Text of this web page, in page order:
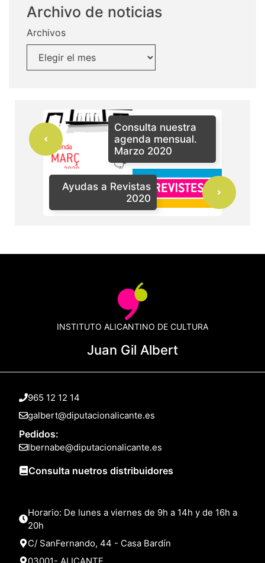
Archivo de noticias
Archivos
Consulta nuestra
agenda mensual.
Marzo 2020
Ayudas a Revistas
2020
INSTITUTO ALICANTINO DE CULTURA
Juan Gil Albert
965 12 12 14
galbert@diputacionalicante.es
Pedidos:
lbernabe@diputacionalicante.es
Consulta nuetros distribuidores
Horario: De lunes a viernes de 9h a 14h y de 16h a
20h
C/ SanFernando, 44 - Casa Bardín
03001- ALICANTE